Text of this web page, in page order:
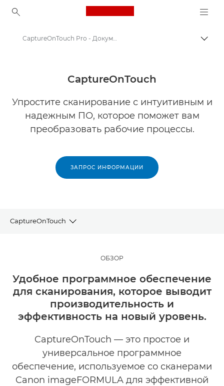
Canon Logo, back to
Решения и услуги
Программное обеспечение для бизнеса
CaptureOnTouch Pro - Документные сканеры
CaptureOnTouch
Упростите сканирование с интуитивным и
надежным ПО, которое поможет вам
преобразовать рабочие процессы.
ЗАПРОС ИНФОРМАЦИИ
CaptureOnTouch
PRO
LITE
СОПУТСТВУЮЩИЕ ПРОДУКТЫ
ОБЗОР
Удобное программное обеспечение
для сканирования, которое выводит
производительность и
эффективность на новый уровень.
CaptureOnTouch — это простое и
универсальное программное
обеспечение, используемое со сканерами
Canon imageFORMULA для эффективной